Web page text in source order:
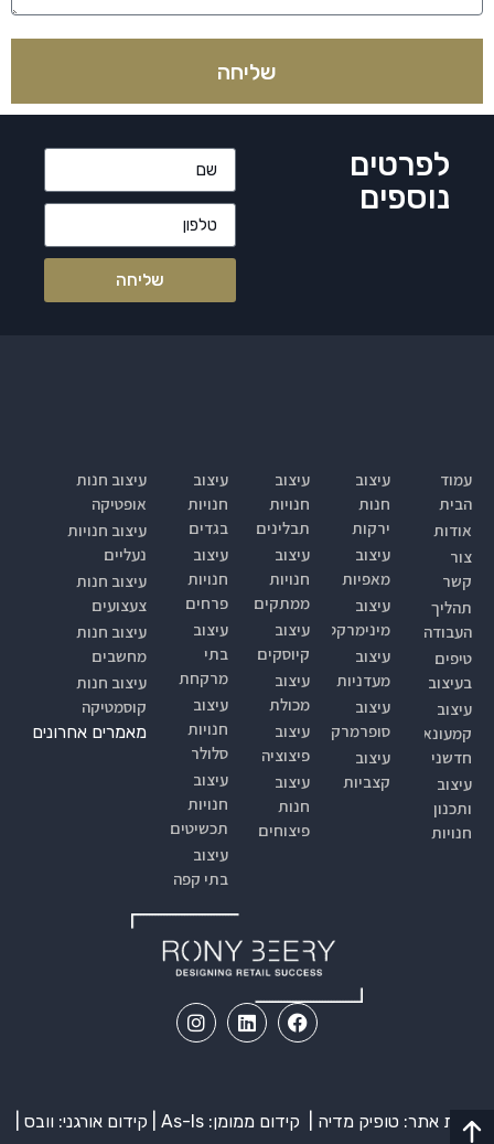
שליחה
לפרטים
נוספים
שליחה
עמוד
הבית
אודות
צור
קשר
תהליך
העבודה
טיפים
בעיצוב
עיצוב
קמעונאי
חדשני
עיצוב
ותכנון
חנויות
עיצוב
חנות
ירקות
עיצוב
מאפיות
עיצוב
מינימרקט
עיצוב
מעדניות
עיצוב
סופרמרקטים
עיצוב
קצביות
עיצוב
חנויות
תבלינים
עיצוב
חנויות
ממתקים
עיצוב
קיוסקים
עיצוב
מכולת
עיצוב
פיצוציה
עיצוב
חנות
פיצוחים
עיצוב
חנויות
בגדים
עיצוב
חנויות
פרחים
עיצוב
בתי
מרקחת
עיצוב
חנויות
סלולר
עיצוב
חנויות
תכשיטים
עיצוב
בתי קפה
עיצוב חנות
אופטיקה
עיצוב חנויות
נעליים
עיצוב חנות
צעצועים
עיצוב חנות
מחשבים
עיצוב חנות
קוסמטיקה
מאמרים אחרונים
בניית אתר: טופיק מדיה | קידום ממומן:
As-Is | קידום אורגני: וובס |